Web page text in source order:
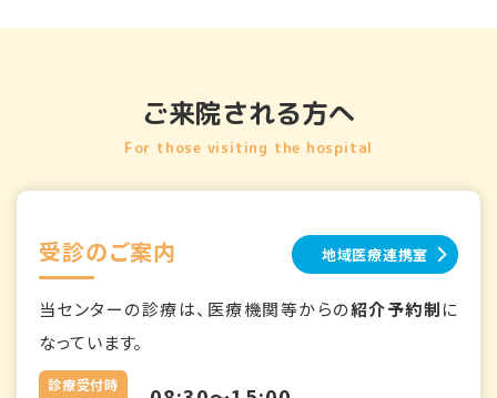
ご来院される方へ
For those visiting the hospital
受診のご案内 地域医療連携室
当センターの診療は、医療機関等からの紹介予約制に
なっています。
診療受付時